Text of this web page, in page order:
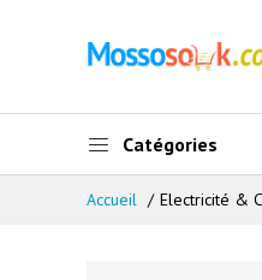
Catégories
Accueil Electricité &